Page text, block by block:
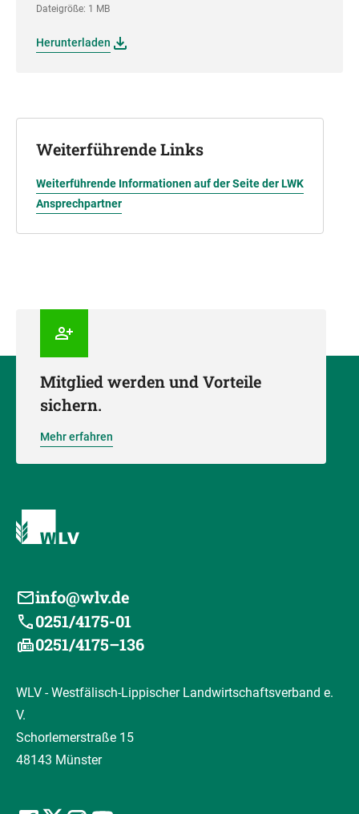
Dateigröße: 1 MB
Herunterladen
Weiterführende Links
Weiterführende Informationen auf der Seite der LWK
Ansprechpartner
Mitglied werden und Vorteile
sichern.
Mehr erfahren
info@wlv.de
0251/4175-01
0251/4175–136
WLV - Westfälisch-Lippischer Landwirtschaftsverband e.
V.
Schorlemerstraße 15
48143 Münster